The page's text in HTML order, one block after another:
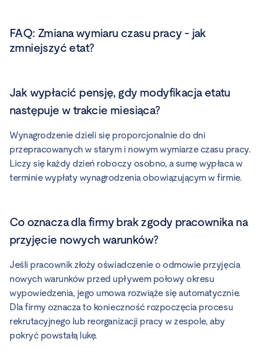
FAQ: Zmiana wymiaru czasu pracy - jak
zmniejszyć etat?
Jak wypłacić pensję, gdy modyfikacja etatu
następuje w trakcie miesiąca?
Wynagrodzenie dzieli się proporcjonalnie do dni
przepracowanych w starym i nowym wymiarze czasu pracy.
Liczy się każdy dzień roboczy osobno, a sumę wypłaca w
terminie wypłaty wynagrodzenia obowiązującym w firmie.
Co oznacza dla firmy brak zgody pracownika na
przyjęcie nowych warunków?
Jeśli pracownik złoży oświadczenie o odmowie przyjęcia
nowych warunków przed upływem połowy okresu
wypowiedzenia, jego umowa rozwiąże się automatycznie.
Dla firmy oznacza to konieczność rozpoczęcia procesu
rekrutacyjnego lub reorganizacji pracy w zespole, aby
pokryć powstałą lukę.